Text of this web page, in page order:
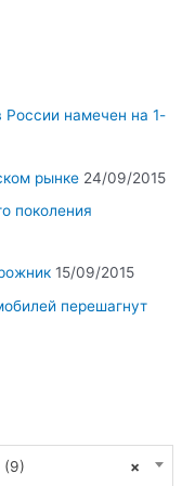
России намечен на 1-
рынке 24/09/2015
поколения
15/09/2015
перешагнут
×
(9)